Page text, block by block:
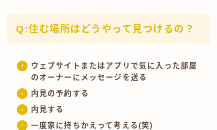
Q:住む場所はどうやって見つけるの？
ウェブサイトまたはアプリで気に入った部屋
のオーナーにメッセージを送る
内見の予約する
内見する
一度家に持ちかえって考える(笑)